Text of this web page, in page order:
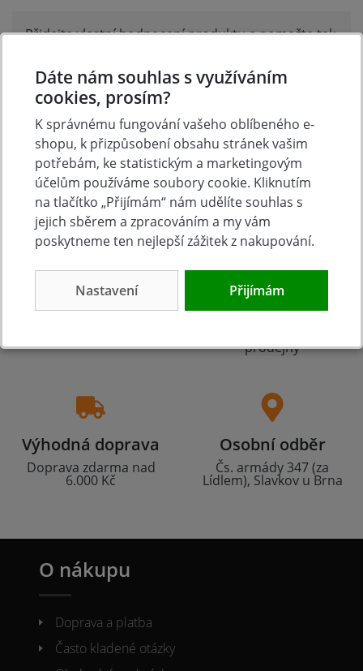
Přidejte vlastní hodnocení produktu a pomožte tak
Hodnoťte.
Tradice Zboží skladem
prodejny
Výhodná doprava
Doprava zdarma nad
6.000 Kč
Osobní odběr
Čs. armády 347 (za
Lídlem), Slavkov u Brna
O nákupu
Doprava a platba
Často kladené otázky
Dáte nám souhlas s využíváním
cookies, prosím?
K správnému fungování vašeho oblíbeného e-
shopu, k přizpůsobení obsahu stránek vašim
potřebám, ke statistickým a marketingovým
účelům používáme soubory cookie. Kliknutím
na tlačítko „Přijímám“ nám udělíte souhlas s
jejich sběrem a zpracováním a my vám
poskytneme ten nejlepší zážitek z nakupování.
Nastavení Přijímám